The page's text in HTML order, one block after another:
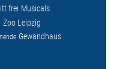
frei Musicals
Zoo Leipzig
Gewandhaus